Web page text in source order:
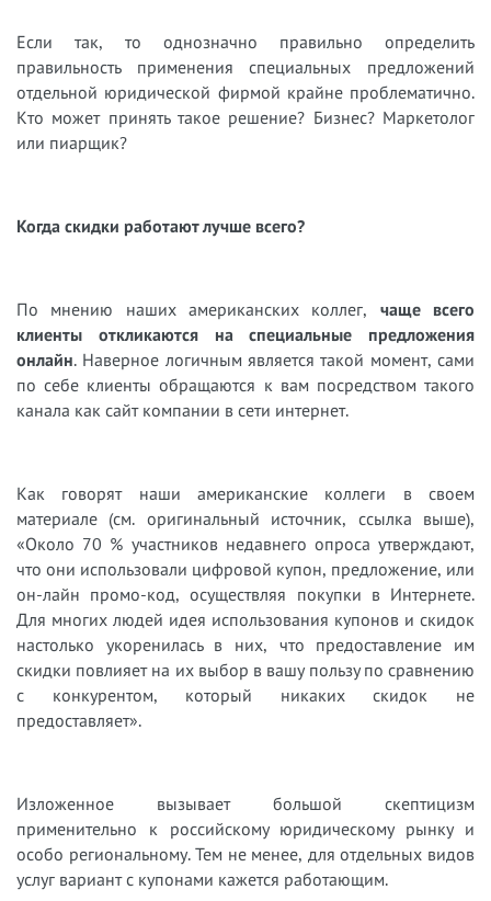
Если так, то однозначно правильно определить
правильность применения специальных предложений
отдельной юридической фирмой крайне проблематично.
Кто может принять такое решение? Бизнес? Маркетолог
или пиарщик?
Когда скидки работают лучше всего?
По мнению наших американских коллег, чаще всего
клиенты откликаются на специальные предложения
онлайн. Наверное логичным является такой момент, сами
по себе клиенты обращаются к вам посредством такого
канала как сайт компании в сети интернет.
Как говорят наши американские коллеги в своем
материале (см. оригинальный источник, ссылка выше),
«Около 70 % участников недавнего опроса утверждают,
что они использовали цифровой купон, предложение, или
он-лайн промо-код, осуществляя покупки в Интернете.
Для многих людей идея использования купонов и скидок
настолько укоренилась в них, что предоставление им
скидки повлияет на их выбор в вашу пользу по сравнению
с конкурентом, который никаких скидок не
предоставляет».
Изложенное вызывает большой скептицизм
применительно к российскому юридическому рынку и
особо региональному. Тем не менее, для отдельных видов
услуг вариант с купонами кажется работающим.